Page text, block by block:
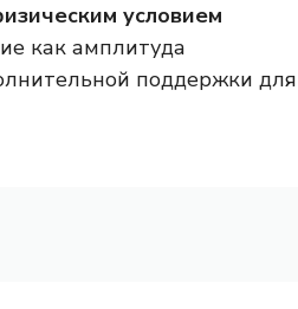
условием
как амплитуда
поддержки для